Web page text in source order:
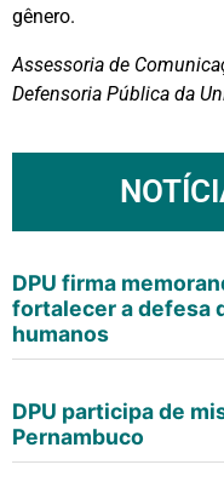
gênero.
Assessoria de
Defensoria Pública da
DPU firma
fortalecer a defesa
humanos
DPU participa de
Pernambuco